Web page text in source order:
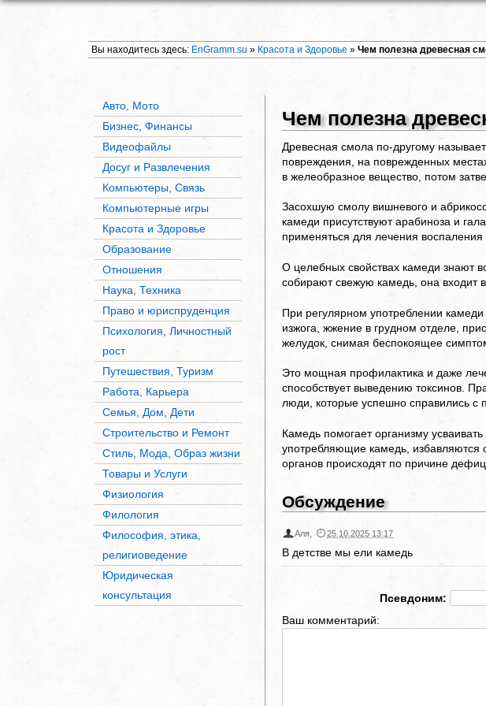
Вы находитесь здесь: EnGramm.su » Красота и Здоровье »Чем полезна древесная
Авто, Мото
Бизнес, Финансы
Видеофайлы
Досуг и Развлечения
Компьютеры, Связь
Компьютерные игры
Красота и Здоровье
Образование
Отношения
Наука, Техника
Право и юриспруденция
Психология, Личностный
рост
Путешествия, Туризм
Работа, Карьера
Семья, Дом, Дети
Строительство и Ремонт
Стиль, Мода, Образ жизни
Товары и Услуги
Физиология
Филология
Философия, этика,
религиоведение
Юридическая
консультация
Чем полезна
Древесная смола по-другому
повреждения, на поврежденных
в желеобразное вещество, потом
Засохшую смолу вишневого и
камеди присутствуют арабиноза и
применяться для лечения
О целебных свойствах камеди знают
собирают свежую камедь, она входит
При регулярном употреблении камеди
изжога, жжение в грудном отделе,
желудок, снимая беспокоящее
Это мощная профилактика и даже
способствует выведению токсинов.
люди, которые успешно справились с
Камедь помогает организму
употребляющие камедь, избавляются
органов происходят по причине
Обсуждение
Аля 25.10.2025 13:17
В детстве мы ели камедь
Псевдоним:
Ваш комментарий: